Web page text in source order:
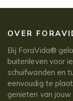
OVER
Bij ForaVida®
buitenleven voor
schuifwanden en
eenvoudig te
genieten van jouw